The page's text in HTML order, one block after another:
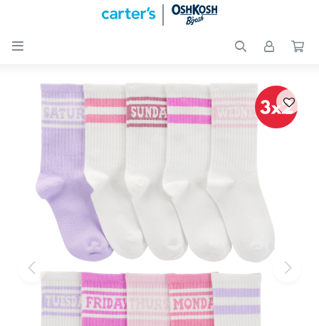

Nuevos
Recién
nacidos
Peques
Calzado
OUTLET
Skip-